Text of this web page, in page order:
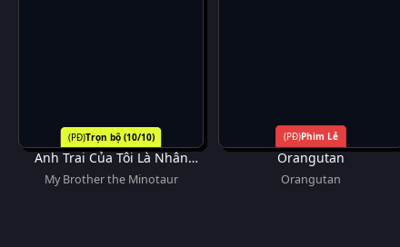
Trọn bộ (10/10)
Anh Trai Của Tôi Là Nhân
Ngưu
My Brother the Minotaur
Phim Lẻ
Orangutan
Orangutan